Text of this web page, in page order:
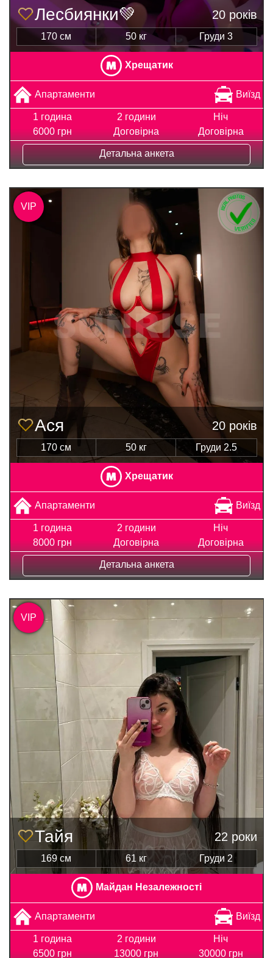
Лесбиянки💚 20 років
170 см 50 кг Груди 3
Хрещатик
Апартаменти Виїзд
1 година
6000 грн
2 години
Договірна
Ніч
Договірна
Детальна анкета
Ася 20 років
170 см 50 кг Груди 2.5
Хрещатик
Апартаменти Виїзд
1 година
8000 грн
2 години
Договірна
Ніч
Договірна
Детальна анкета
VIP
Тайя 22 роки
169 см 61 кг Груди 2
Майдан Незалежності
Апартаменти Виїзд
1 година
6500 грн
2 години
13000 грн
Ніч
30000 грн
VIP